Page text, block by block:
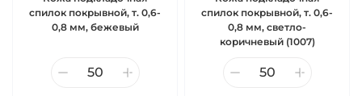
спилок покрывной, т. 0,6-
0,8 мм, бежевый
спилок покрывной, т. 0,6-
0,8 мм, светло-
коричневый (1007)